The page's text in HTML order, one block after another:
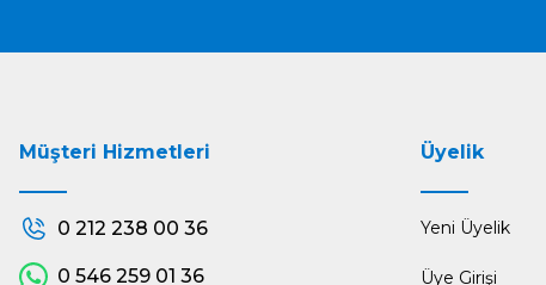
Müşteri Hizmetleri
0 212 238 00 36
0 546 259 01 36
Üyelik
Yeni Üyelik
Üye Girişi